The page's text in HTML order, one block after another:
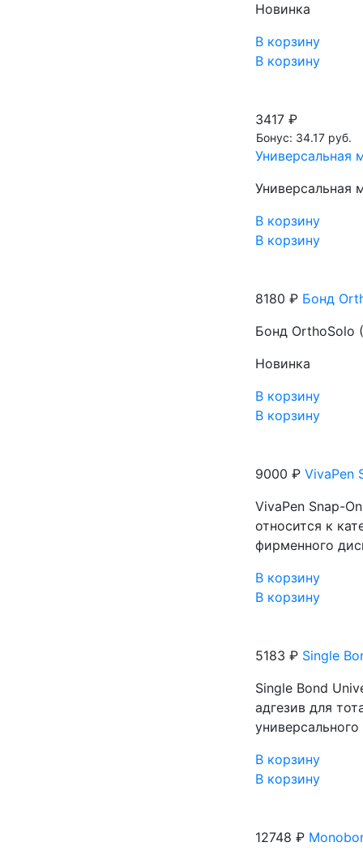
Новинка
В корзину
В корзину
3417 ₽
Бонус: 34.17 руб.
Универсальная
Универсальная
В корзину
В корзину
8180 ₽ Бонд
Бонд OrthoSolo
Новинка
В корзину
В корзину
9000 ₽ VivaPen
VivaPen Snap-
относится к
фирменного
В корзину
В корзину
5183 ₽ Single
Single Bond
адгезив для
В корзину
В корзину
12748 ₽